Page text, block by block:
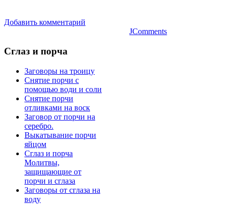
Добавить комментарий
JComments
Сглаз и порча
Заговоры на троицу
Снятие порчи с
помощью води и соли
Снятие порчи
отливками на воск
Заговор от порчи на
серебро.
Выкатывание порчи
яйцом
Сглаз и порча
Молитвы,
защищающие от
порчи и сглаза
Заговоры от сглаза на
воду